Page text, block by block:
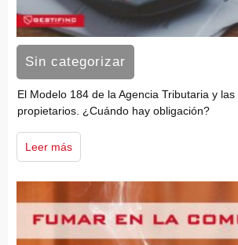
Sin categorizar
El Modelo 184 de la Agencia Tributaria y
propietarios. ¿Cuándo hay obligación?
Leer más